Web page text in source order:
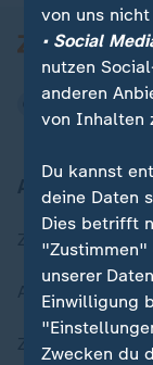
Aktuell bei
Zuletzt
Aktuelle
ZDFheute Stories
von uns
• Social
nutzen
anderen
von Inhalten
Du kannst
deine Daten
Dies betrifft
"Zustimmen"
unserer
Einwilligung
Zwecken du